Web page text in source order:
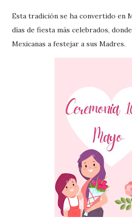
Esta tradición se ha convertido en
días de fiesta más celebrados,
Mexicanas a festejar a sus Madres.